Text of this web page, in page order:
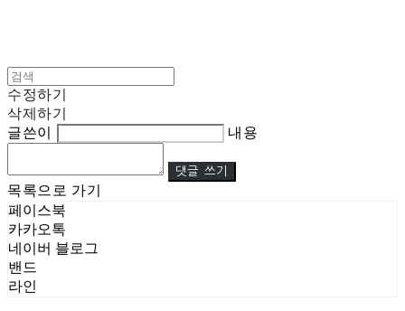
수정하기
삭제하기
글쓴이
내용
댓글 쓰기
목록으로 가기
페이스북
카카오톡
네이버 블로그
밴드
라인